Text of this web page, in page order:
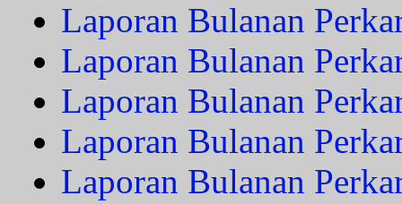
Laporan Bulanan
Laporan Bulanan
Laporan Bulanan
Laporan Bulanan
Laporan Bulanan